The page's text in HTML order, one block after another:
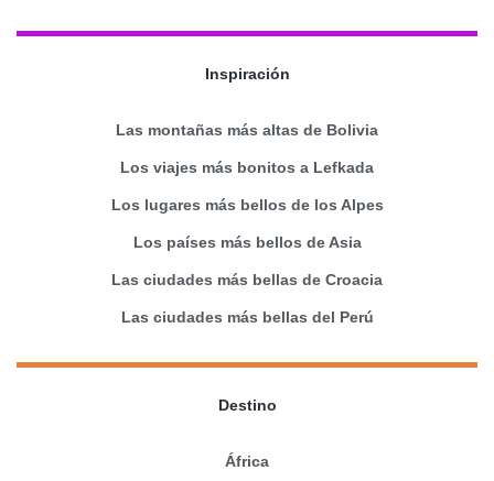
Inspiración
Las montañas más altas de Bolivia
Los viajes más bonitos a Lefkada
Los lugares más bellos de los Alpes
Los países más bellos de Asia
Las ciudades más bellas de Croacia
Las ciudades más bellas del Perú
Destino
África